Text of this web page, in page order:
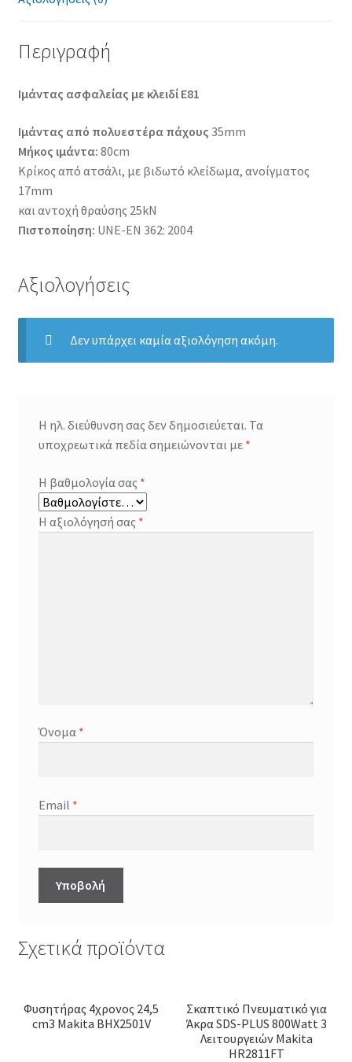
Περιγραφή
Ιμάντας ασφαλείας με κλειδί E81
Ιμάντας από πολυεστέρα πάχους 35mm
Μήκος ιμάντα: 80cm
Κρίκος από ατσάλι, με βιδωτό κλείδωμα, ανοίγματος
17mm
και αντοχή θραύσης 25kN
Πιστοποίηση: UNE-EN 362: 2004
Αξιολογήσεις
Δεν υπάρχει καμία αξιολόγηση ακόμη.
Η ηλ. διεύθυνση σας δεν δημοσιεύεται. Τα
υποχρεωτικά πεδία σημειώνονται με *
Η βαθμολογία σας *
Η αξιολόγησή σας *
Όνομα *
Email *
Σχετικά προϊόντα
Φυσητήρας 4χρονος 24,5
cm3 Makita BHX2501V
Σκαπτικό Πνευματικό για
Άκρα SDS-PLUS 800Watt 3
Λειτουργειών Makita
HR2811FT